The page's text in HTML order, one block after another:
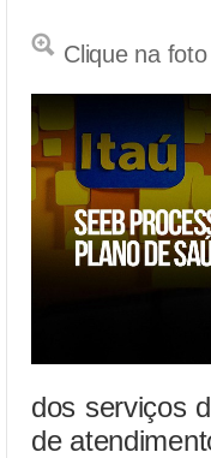
Clique na
dos serviços
de